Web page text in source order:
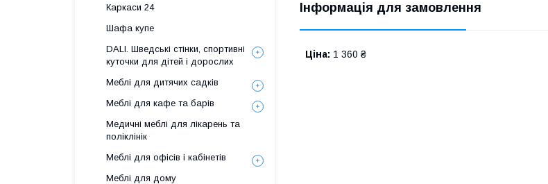
Інформація для замовлення
Ціна: 1 360 ₴
Каркаси 24
Шафа купе
DALI. Шведські стінки, спортивні
куточки для дітей і дорослих
Меблі для дитячих садків
Меблі для кафе та барів
Медичні меблі для лікарень та
поліклінік
Меблі для офісів і кабінетів
Меблі для дому